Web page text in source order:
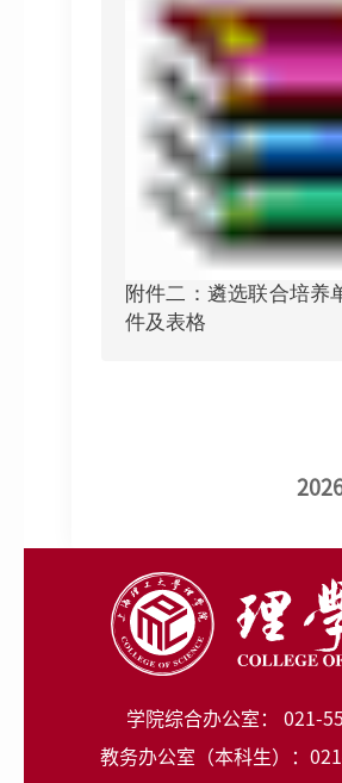
附件二：遴选联合培养
件及表格
学院综合办公室： 021-
教务办公室（本科生）：